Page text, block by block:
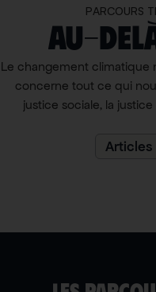
PARCOURS
Au-
Le changement climatique
concerne tout ce qui
justice sociale, la
Articles